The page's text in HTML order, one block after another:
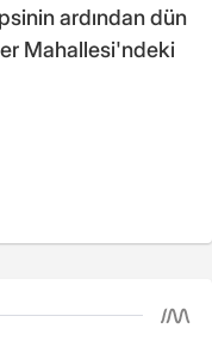
ardından dün
Mahallesi'ndeki